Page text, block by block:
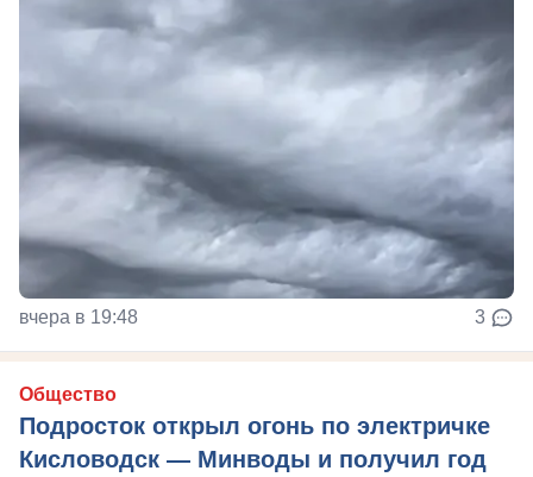
вчера в 19:48 3
Общество
Подросток открыл огонь по электричке
Кисловодск — Минводы и получил год